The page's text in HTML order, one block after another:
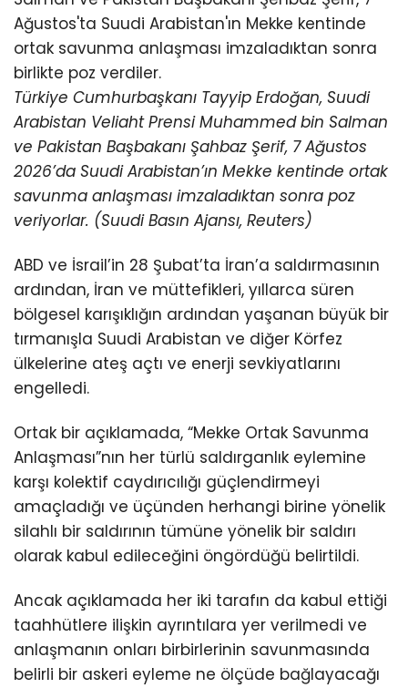
Türkiye Cumhurbaşkanı Tayyip Erdoğan, Suudi
Arabistan Veliaht Prensi Muhammed bin Salman
ve Pakistan Başbakanı Şahbaz Şerif, 7 Ağustos
2026’da Suudi Arabistan’ın Mekke kentinde ortak
savunma anlaşması imzaladıktan sonra poz
veriyorlar. (Suudi Basın Ajansı, Reuters)
ABD ve İsrail’in 28 Şubat’ta İran’a saldırmasının
ardından, İran ve müttefikleri, yıllarca süren
bölgesel karışıklığın ardından yaşanan büyük bir
tırmanışla Suudi Arabistan ve diğer Körfez
ülkelerine ateş açtı ve enerji sevkiyatlarını
engelledi.
Ortak bir açıklamada, “Mekke Ortak Savunma
Anlaşması”nın her türlü saldırganlık eylemine
karşı kolektif caydırıcılığı güçlendirmeyi
amaçladığı ve üçünden herhangi birine yönelik
silahlı bir saldırının tümüne yönelik bir saldırı
olarak kabul edileceğini öngördüğü belirtildi.
Ancak açıklamada her iki tarafın da kabul ettiği
taahhütlere ilişkin ayrıntılara yer verilmedi ve
anlaşmanın onları birbirlerinin savunmasında
belirli bir askeri eyleme ne ölçüde bağlayacağı